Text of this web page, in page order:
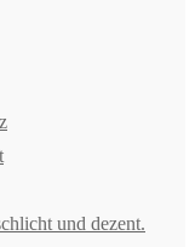
und dezent.